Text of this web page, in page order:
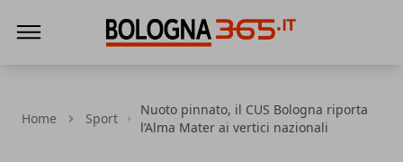
Home Sport
Nuoto pinnato, il CUS Bologna riporta
l’Alma Mater ai vertici nazionali